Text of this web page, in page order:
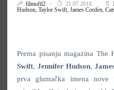
filmofil2 21.07.2018.
Hudson, Taylor Swift, James Corden,
Prema pisanju magazina The
Swift, Jennifer Hudson,
prva glumačka imena nove